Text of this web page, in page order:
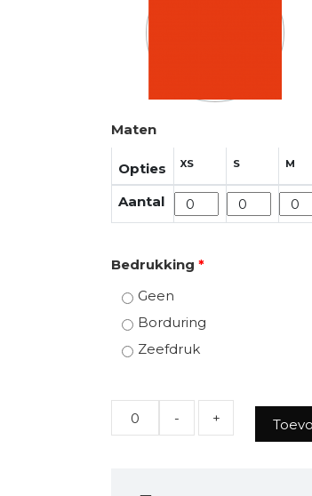
Maten
Opties XS S M
Aantal
Bedrukking *
Geen
Borduring
Zeefdruk